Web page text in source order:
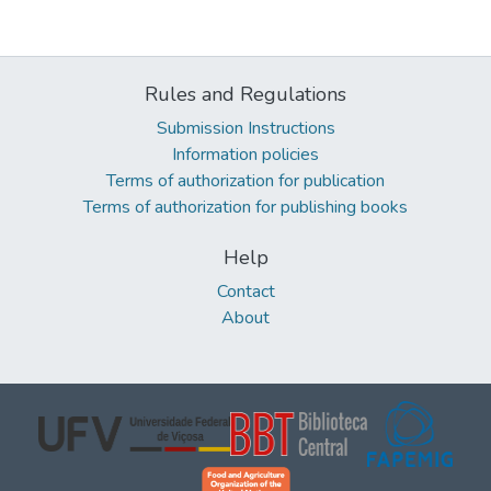
Rules and Regulations
Submission Instructions
Information policies
Terms of authorization for publication
Terms of authorization for publishing books
Help
Contact
About